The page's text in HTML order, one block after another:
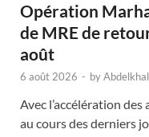
Opération
de MRE de
août
6 août 2026 - by
Avec l’accélération
au cours des derniers